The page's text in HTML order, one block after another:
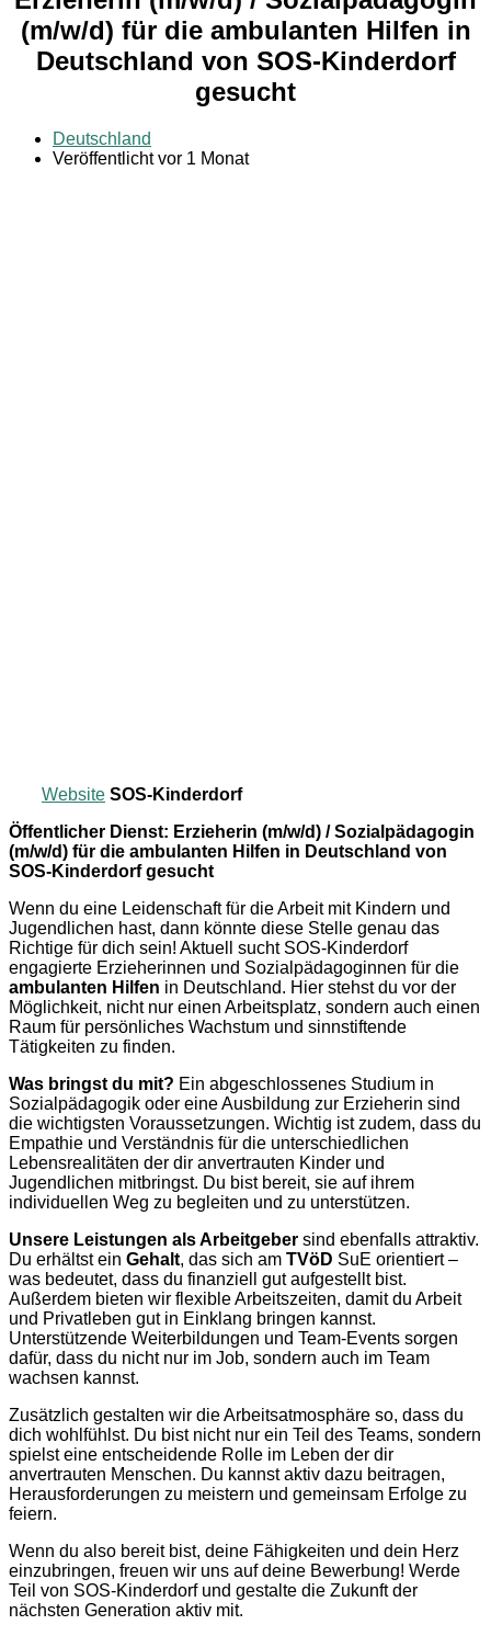
(m/w/d) für die ambulanten Hilfen in
Deutschland von SOS-Kinderdorf
gesucht
Deutschland
Veröffentlicht vor 1 Monat
Website SOS-Kinderdorf
Öffentlicher Dienst: Erzieherin (m/w/d) / Sozialpädagogin
(m/w/d) für die ambulanten Hilfen in Deutschland von
SOS-Kinderdorf gesucht
Wenn du eine Leidenschaft für die Arbeit mit Kindern und
Jugendlichen hast, dann könnte diese Stelle genau das
Richtige für dich sein! Aktuell sucht SOS-Kinderdorf
engagierte Erzieherinnen und Sozialpädagoginnen für die
ambulanten Hilfen in Deutschland. Hier stehst du vor der
Möglichkeit, nicht nur einen Arbeitsplatz, sondern auch einen
Raum für persönliches Wachstum und sinnstiftende
Tätigkeiten zu finden.
Was bringst du mit? Ein abgeschlossenes Studium in
Sozialpädagogik oder eine Ausbildung zur Erzieherin sind
die wichtigsten Voraussetzungen. Wichtig ist zudem, dass du
Empathie und Verständnis für die unterschiedlichen
Lebensrealitäten der dir anvertrauten Kinder und
Jugendlichen mitbringst. Du bist bereit, sie auf ihrem
individuellen Weg zu begleiten und zu unterstützen.
Unsere Leistungen als Arbeitgeber sind ebenfalls attraktiv.
Du erhältst ein Gehalt, das sich am TVöD SuE orientiert –
was bedeutet, dass du finanziell gut aufgestellt bist.
Außerdem bieten wir flexible Arbeitszeiten, damit du Arbeit
und Privatleben gut in Einklang bringen kannst.
Unterstützende Weiterbildungen und Team-Events sorgen
dafür, dass du nicht nur im Job, sondern auch im Team
wachsen kannst.
Zusätzlich gestalten wir die Arbeitsatmosphäre so, dass du
dich wohlfühlst. Du bist nicht nur ein Teil des Teams, sondern
spielst eine entscheidende Rolle im Leben der dir
anvertrauten Menschen. Du kannst aktiv dazu beitragen,
Herausforderungen zu meistern und gemeinsam Erfolge zu
feiern.
Wenn du also bereit bist, deine Fähigkeiten und dein Herz
einzubringen, freuen wir uns auf deine Bewerbung! Werde
Teil von SOS-Kinderdorf und gestalte die Zukunft der
nächsten Generation aktiv mit.